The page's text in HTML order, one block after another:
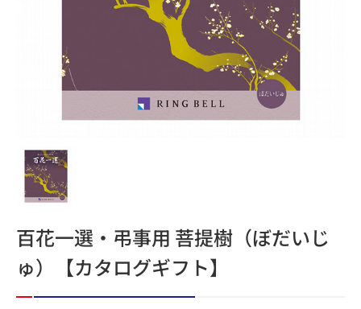
百花一選・弔事用 菩提樹（ぼだいじ
ゅ）【カタログギフト】